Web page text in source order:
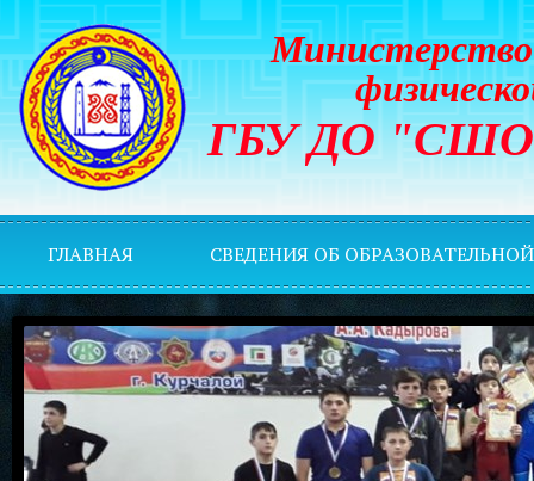
Министерство
ГБУ ДО "СШОР
ГЛАВНАЯ СВЕДЕНИЯ ОБ